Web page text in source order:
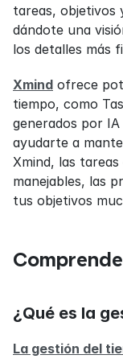
tareas, objetivos
dándote una
los detalles más
Xmind ofrece
tiempo, como
generados por
ayudarte a
Xmind, las
manejables, las
tus objetivos
¿Qué es la
La gestión del